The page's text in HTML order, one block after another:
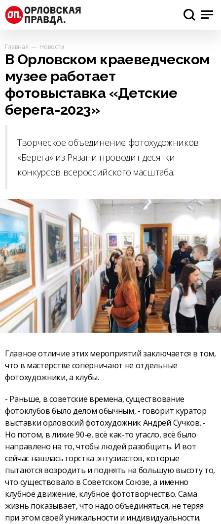
Главная Новости
В Орловском краеведческом
музее работает
фотовыставка «Детские
берега-2023»
Творческое объединение фотохудожников
«Берега» из Рязани проводит десятки
конкурсов всероссийского масштаба.
Главное отличие этих мероприятий заключается в том,
что в мастерстве соперничают не отдельные
фотохудожники, а клубы.
- Раньше, в советские времена, существование
фотоклубов было делом обычным, - говорит куратор
выставки орловский фотохудожник Андрей Сучков. -
Но потом, в лихие 90-е, всё как-то угасло, всё было
направлено на то, чтобы людей разобщить. И вот
сейчас нашлась горстка энтузиастов, которые
пытаются возродить и поднять на большую высоту то,
что существовало в Советском Союзе, а именно
клубное движение, клубное фототворчество. Сама
жизнь показывает, что надо объединяться, не теряя
при этом своей уникальности и индивидуальности.